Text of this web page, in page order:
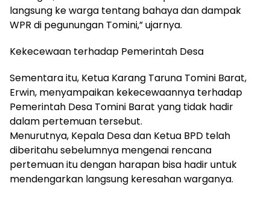
langsung ke warga tentang bahaya dan dampak
WPR di pegunungan Tomini,” ujarnya.
Kekecewaan terhadap Pemerintah Desa
Sementara itu, Ketua Karang Taruna Tomini Barat,
Erwin, menyampaikan kekecewaannya terhadap
Pemerintah Desa Tomini Barat yang tidak hadir
dalam pertemuan tersebut.
Menurutnya, Kepala Desa dan Ketua BPD telah
diberitahu sebelumnya mengenai rencana
pertemuan itu dengan harapan bisa hadir untuk
mendengarkan langsung keresahan warganya.